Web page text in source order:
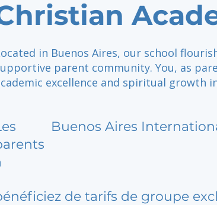
in Buenos Aires, our school
parent community. You, as
excellence and spiritual growth
Buenos Aires
de tarifs de groupe